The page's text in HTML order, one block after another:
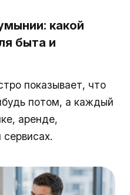
какой
быта и
показывает, что
потом, а каждый
аренде,